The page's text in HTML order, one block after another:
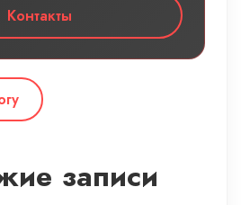
Контакты
записи